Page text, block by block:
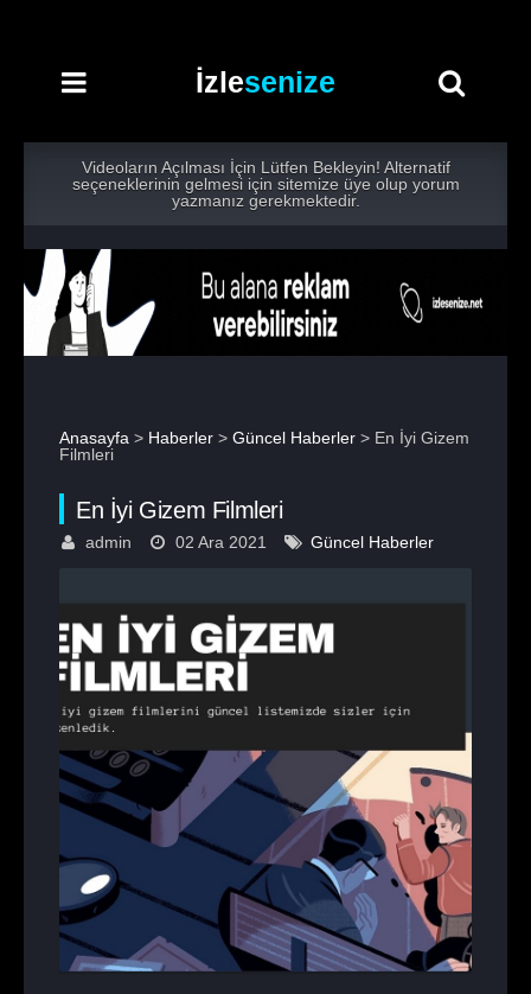
İzlesenize
Videoların Açılması İçin Lütfen Bekleyin! Alternatif
seçeneklerinin gelmesi için sitemize üye olup yorum
yazmanız gerekmektedir.
Anasayfa > Haberler > Güncel Haberler > En İyi Gizem
Filmleri
En İyi Gizem Filmleri
admin 02 Ara 2021 Güncel Haberler